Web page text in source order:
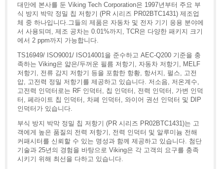
대만에 본사를 둔 Viking Tech Corporation은 1997년부터 주요 부
식 방지 박막 정밀 칩 저항기 (PR 시리즈 PR02BTC1431) 제조업
체 중 하나입니다.그들의 제품은 자동차 및 전자 기기 응용 분야에
서 사용되며, 제조 공차는 0.01%까지, TCR은 다양한 패키지 크기
에서 2 ppm까지 가능합니다.
TS16949/ ISO9001/ ISO14001을 준수하고 AEC-Q200 기준을 충
족하는 Viking은 얇은/두꺼운 필름 저항기, 자동차 저항기, MELF
저항기, 전류 감지 저항기 등을 포함한 항황, 항서지, 펄스, 고전
압, 고전력 정밀 저항기를 제공하고 있습니다. 저소음, 저온계수,
고전력 인덕터로는 RF 인덕터, 칩 인덕터, 전력 인덕터, 가변 인덕
터, 페라이트 칩 인덕터, 차폐 인덕터, 와이어 권선 인덕터 및 DIP
인덕터가 있습니다.
부식 방지 박막 정밀 칩 저항기 (PR 시리즈 PR02BTC1431)는 고
객에게 높은 품질의 전력 저항기, 전력 인덕터 및 알루미늄 전해
커패시터를 신뢰할 수 있는 명성과 함께 제공하고 있습니다. 첨단
기술과 25년의 경험을 바탕으로 Viking은 각 고객의 요구를 충족
시키기 위해 최선을 다하고 있습니다.